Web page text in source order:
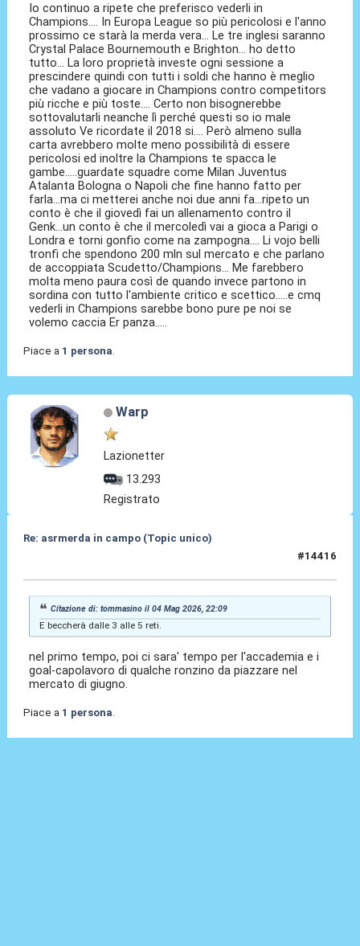
Io continuo a ripete che preferisco vederli in
Champions.... In Europa League so più pericolosi e l'anno
prossimo ce starà la merda vera... Le tre inglesi saranno
Crystal Palace Bournemouth e Brighton... ho detto
tutto... La loro proprietà investe ogni sessione a
prescindere quindi con tutti i soldi che hanno è meglio
che vadano a giocare in Champions contro competitors
più ricche e più toste.... Certo non bisognerebbe
sottovalutarli neanche lì perché questi so io male
assoluto Ve ricordate il 2018 si.... Però almeno sulla
carta avrebbero molte meno possibilità di essere
pericolosi ed inoltre la Champions te spacca le
gambe.....guardate squadre come Milan Juventus
Atalanta Bologna o Napoli che fine hanno fatto per
farla...ma ci metterei anche noi due anni fa...ripeto un
conto è che il giovedì fai un allenamento contro il
Genk...un conto è che il mercoledì vai a gioca a Parigi o
Londra e torni gonfio come na zampogna.... Li vojo belli
tronfi che spendono 200 mln sul mercato e che parlano
de accoppiata Scudetto/Champions... Me farebbero
molta meno paura così de quando invece partono in
sordina con tutto l'ambiente critico e scettico.....e cmq
vederli in Champions sarebbe bono pure pe noi se
volemo caccia Er panza.....
Piace a 1 persona
Warp
Lazionetter
13.293
Registrato
Re: asrmerda in campo (Topic unico)
#14416
Citazione di: tommasino il 04 Mag 2026, 22:09
E beccherà dalle 3 alle 5 reti.
nel primo tempo, poi ci sara' tempo per l'accademia e i
goal-capolavoro di qualche ronzino da piazzare nel
mercato di giugno.
Piace a 1 persona